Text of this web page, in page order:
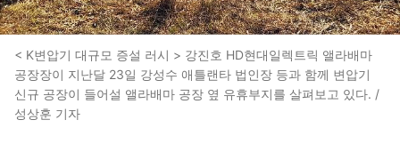
< K변압기 대규모 증설 러시 > 강진호 HD현대일렉트릭 앨라배마
공장장이 지난달 23일 강성수 애틀랜타 법인장 등과 함께 변압기
신규 공장이 들어설 앨라배마 공장 옆 유휴부지를 살펴보고 있다. /
성상훈 기자